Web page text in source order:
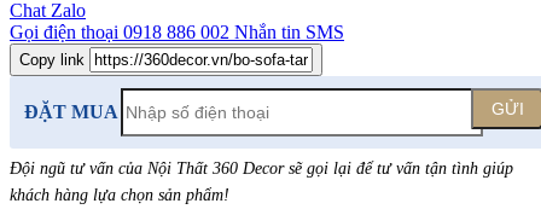
Chat Zalo
Gọi điện thoại 0918 886 002 Nhắn tin SMS
Copy link
ĐẶT MUA GỬI
Đội ngũ tư vấn của Nội Thất 360 Decor sẽ gọi lại để tư vấn tận tình giúp
khách hàng lựa chọn sản phẩm!